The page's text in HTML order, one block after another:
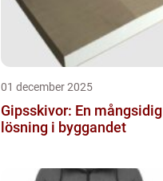
01 december 2025
Gipsskivor: En mångsidig
lösning i byggandet